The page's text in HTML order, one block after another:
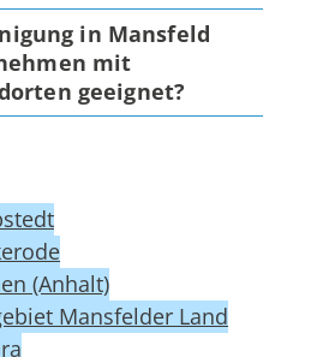
in Mansfeld
mit
geeignet?
(Anhalt)
Mansfelder Land